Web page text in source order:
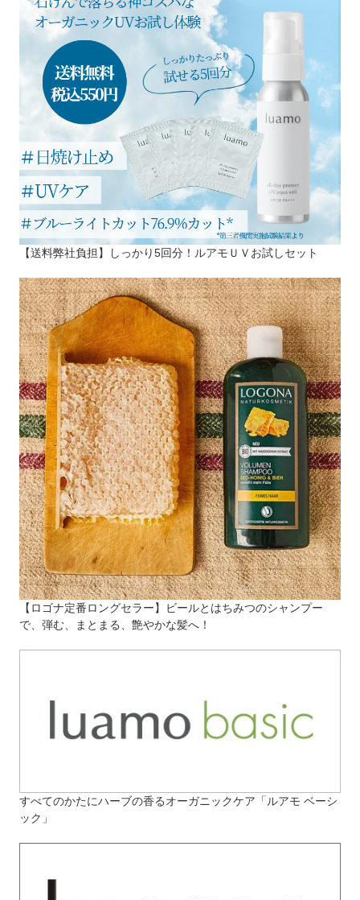
【送料弊社負担】しっかり5回分！ルアモＵＶお試しセット
【ロゴナ定番ロングセラー】ビールとはちみつのシャンプー
で、弾む、まとまる、艶やかな髪へ！
すべてのかたにハーブの香るオーガニックケア「ルアモ ベーシ
ック」